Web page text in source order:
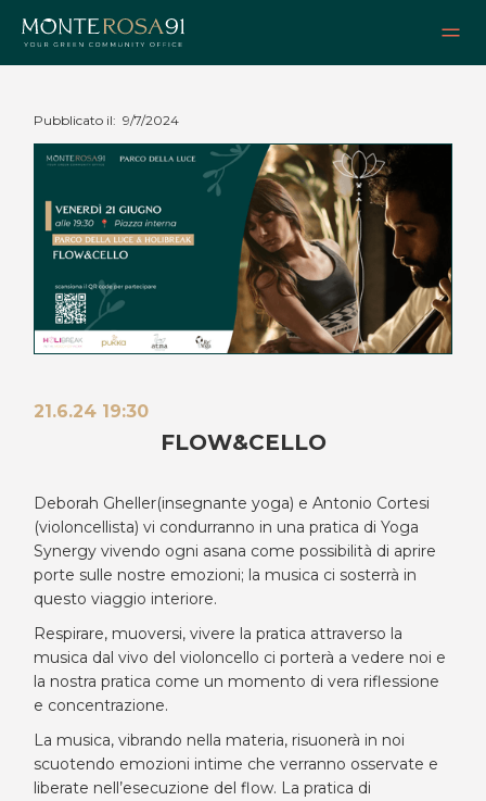
Pubblicato il:9/7/2024
21.6.24 19:30
FLOW&CELLO
Deborah Gheller(insegnante yoga) e Antonio Cortesi
(violoncellista) vi condurranno in una pratica di Yoga
Synergy vivendo ogni asana come possibilità di aprire
porte sulle nostre emozioni; la musica ci sosterrà in
questo viaggio interiore.
Respirare, muoversi, vivere la pratica attraverso la
musica dal vivo del violoncello ci porterà a vedere noi e
la nostra pratica come un momento di vera riflessione
e concentrazione.
La musica, vibrando nella materia, risuonerà in noi
scuotendo emozioni intime che verranno osservate e
liberate nell’esecuzione del flow. La pratica di